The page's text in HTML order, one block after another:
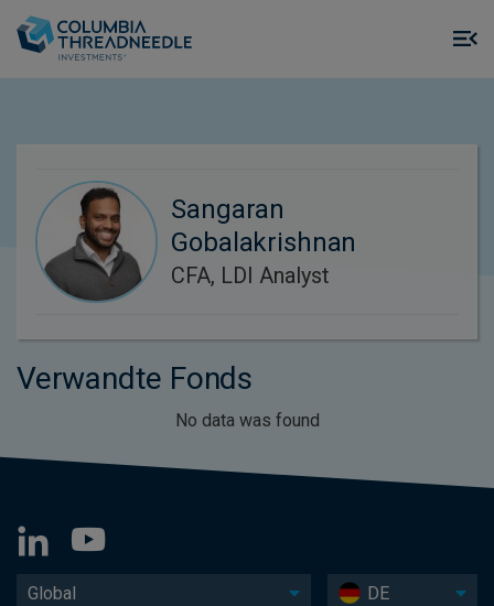
Sangaran
Gobalakrishnan
CFA, LDI Analyst
Verwandte Fonds
No data was found
Global DE